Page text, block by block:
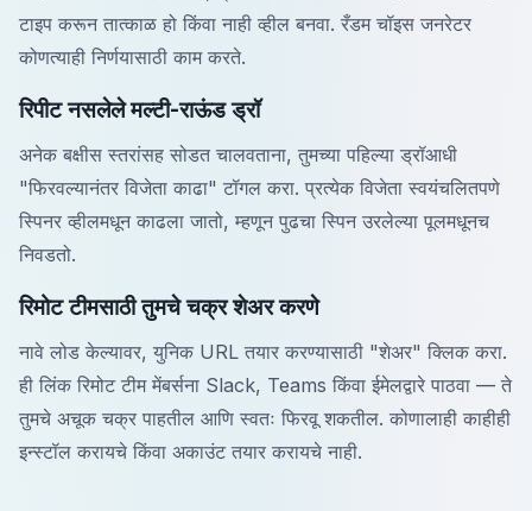
टाइप करून तात्काळ हो किंवा नाही व्हील बनवा. रँडम चॉइस जनरेटर
कोणत्याही निर्णयासाठी काम करते.
रिपीट नसलेले मल्टी-राऊंड ड्रॉ
अनेक बक्षीस स्तरांसह सोडत चालवताना, तुमच्या पहिल्या ड्रॉआधी
"फिरवल्यानंतर विजेता काढा" टॉगल करा. प्रत्येक विजेता स्वयंचलितपणे
स्पिनर व्हीलमधून काढला जातो, म्हणून पुढचा स्पिन उरलेल्या पूलमधूनच
निवडतो.
रिमोट टीमसाठी तुमचे चक्र शेअर करणे
नावे लोड केल्यावर, युनिक URL तयार करण्यासाठी "शेअर" क्लिक करा.
ही लिंक रिमोट टीम मेंबर्सना Slack, Teams किंवा ईमेलद्वारे पाठवा — ते
तुमचे अचूक चक्र पाहतील आणि स्वतः फिरवू शकतील. कोणालाही काहीही
इन्स्टॉल करायचे किंवा अकाउंट तयार करायचे नाही.